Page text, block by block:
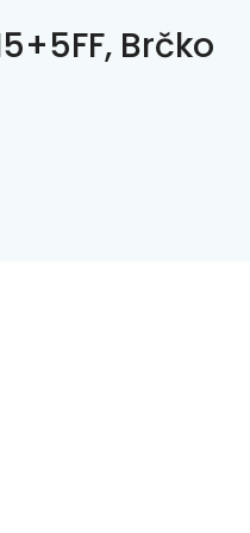
Brčko